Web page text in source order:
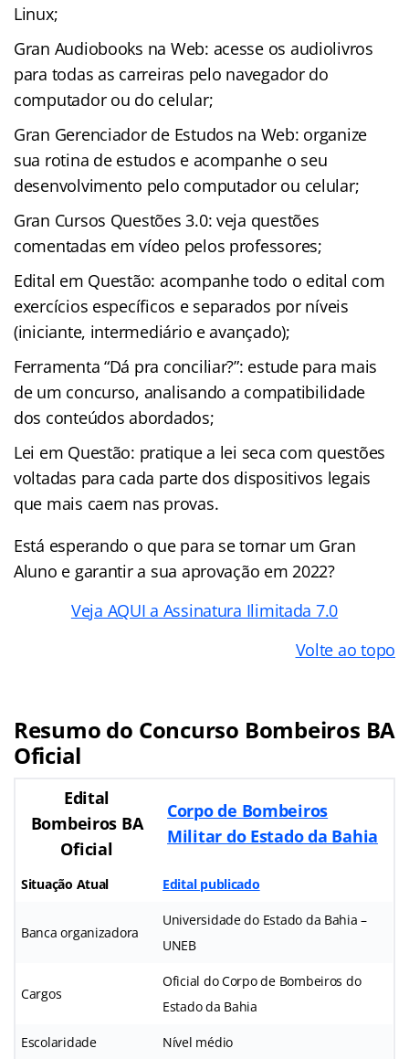
Linux;
Gran Audiobooks na Web: acesse os audiolivros
para todas as carreiras pelo navegador do
computador ou do celular;
Gran Gerenciador de Estudos na Web: organize
sua rotina de estudos e acompanhe o seu
desenvolvimento pelo computador ou celular;
Gran Cursos Questões 3.0: veja questões
comentadas em vídeo pelos professores;
Edital em Questão: acompanhe todo o edital com
exercícios específicos e separados por níveis
(iniciante, intermediário e avançado);
Ferramenta “Dá pra conciliar?”: estude para mais
de um concurso, analisando a compatibilidade
dos conteúdos abordados;
Lei em Questão: pratique a lei seca com questões
voltadas para cada parte dos dispositivos legais
que mais caem nas provas.
Está esperando o que para se tornar um Gran
Aluno e garantir a sua aprovação em 2022?
Veja AQUI a Assinatura Ilimitada 7.0
Volte ao topo
Resumo do Concurso Bombeiros BA
Oficial
Edital
Bombeiros BA
Oficial
Corpo de Bombeiros
Militar do Estado da Bahia
Situação Atual Edital publicado
Banca organizadora
Universidade do Estado da Bahia –
UNEB
Cargos
Oficial do Corpo de Bombeiros do
Estado da Bahia
Escolaridade Nível médio